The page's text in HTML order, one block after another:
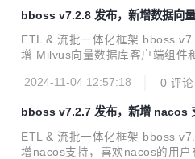
据，支持同时设置多个topic主题
可以使用各种输出插件输出经过
Rocketmq输出插件：从各种数据
mq 增...
bboss v7.2.8 发布，新增数据向
ETL & 流批一体化框架 bboss
增 Milvus向量数据库客户端组件
出插件，支持在数据处理时，调
le="margin-left:0; margin-
="https://
212-milvus%e5%90%91%e...
2024-11-04 12:57:18 0 评论
bboss v7.2.7 发布，新增 nacos
ETL & 流批一体化框架 bboss
增nacos支持，喜欢nacos的用户